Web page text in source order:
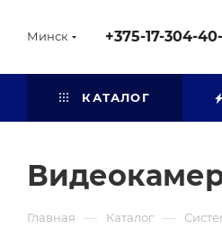
Минск +375-17-304-
КАТАЛОГ
Главная — Каталог —